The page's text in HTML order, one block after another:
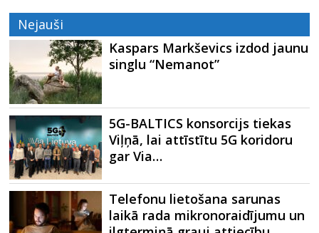
Nejauši
Kaspars Markševics izdod jaunu
singlu “Nemanot”
5G-BALTICS konsorcijs tiekas
Viļņā, lai attīstītu 5G koridoru
gar Via…
Telefonu lietošana sarunas
laikā rada mikronoraidījumu un